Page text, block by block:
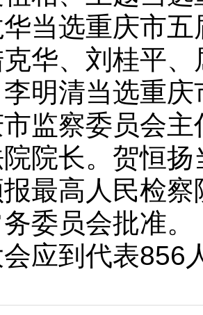
当选重庆市
华、刘桂平
明清当选重
监察委员会
院院长。贺恒
最高人民检
委员会批准。
到代表856人